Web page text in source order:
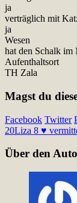
ja
verträglich mit
ja
Wesen
hat den Schalk im
Aufenthaltsort
TH Zala
Magst du
Facebook Twitter
20Liza 8 ♥
Über den